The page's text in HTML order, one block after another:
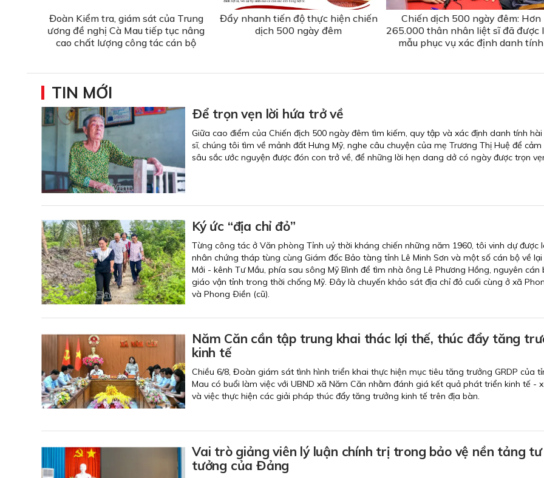
Đoàn Kiểm tra, giám sát của Trung
ương đề nghị Cà Mau tiếp tục nâng
cao chất lượng công tác cán bộ
Đẩy nhanh tiến độ thực hiện chiến
dịch 500 ngày đêm
Chiến dịch 500 ngày đêm: Hơn
265.000 thân nhân liệt sĩ đã được
mẫu phục vụ xác định danh tính
TIN MỚI
Ðể trọn vẹn lời hứa trở về
Giữa cao điểm của Chiến địch 500 ngày đêm tìm kiếm, quy tập và xác định danh tính
sĩ, chúng tôi tìm về mảnh đất Hưng Mỹ, nghe câu chuyện của mẹ Trương Thị Huệ để cảm
sâu sắc ước nguyện được đón con trở về, để những lời hẹn dang dở có ngày được trọn
Ký ức “địa chỉ đỏ”
Từng công tác ở Văn phòng Tỉnh uỷ thời kháng chiến những năm 1960, tôi vinh dự được
nhân chứng tháp tùng cùng Giám đốc Bảo tàng tỉnh Lê Minh Sơn và một số cán bộ về lại
Mới - kênh Tư Mầu, phía sau sông Mỹ Bình để tìm nhà ông Lê Phương Hồng, nguyên cán
giáo vận tỉnh trong thời chống Mỹ. Ðây là chuyến khảo sát địa chỉ đỏ cuối cùng ở xã
và Phong Ðiền (cũ).
Năm Căn cần tập trung khai thác lợi thế, thúc đẩy tăng
kinh tế
Chiều 6/8, Đoàn giám sát tình hình triển khai thực hiện mục tiêu tăng trưởng GRDP của
Mau có buổi làm việc với UBND xã Năm Căn nhằm đánh giá kết quả phát triển kinh tế -
và việc thực hiện các giải pháp thúc đẩy tăng trưởng kinh tế trên địa bàn.
Vai trò giảng viên lý luận chính trị trong bảo vệ nền tảng tư
tưởng của Đảng